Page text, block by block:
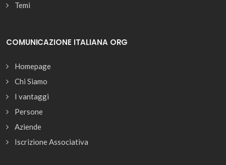
Temi
COMUNICAZIONE ITALIANA ORG
Homepage
Chi Siamo
I vantaggi
Persone
Aziende
Iscrizione Associativa